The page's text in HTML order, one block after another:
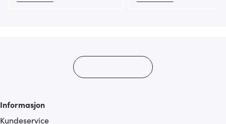
Informasjon
Kundeservice